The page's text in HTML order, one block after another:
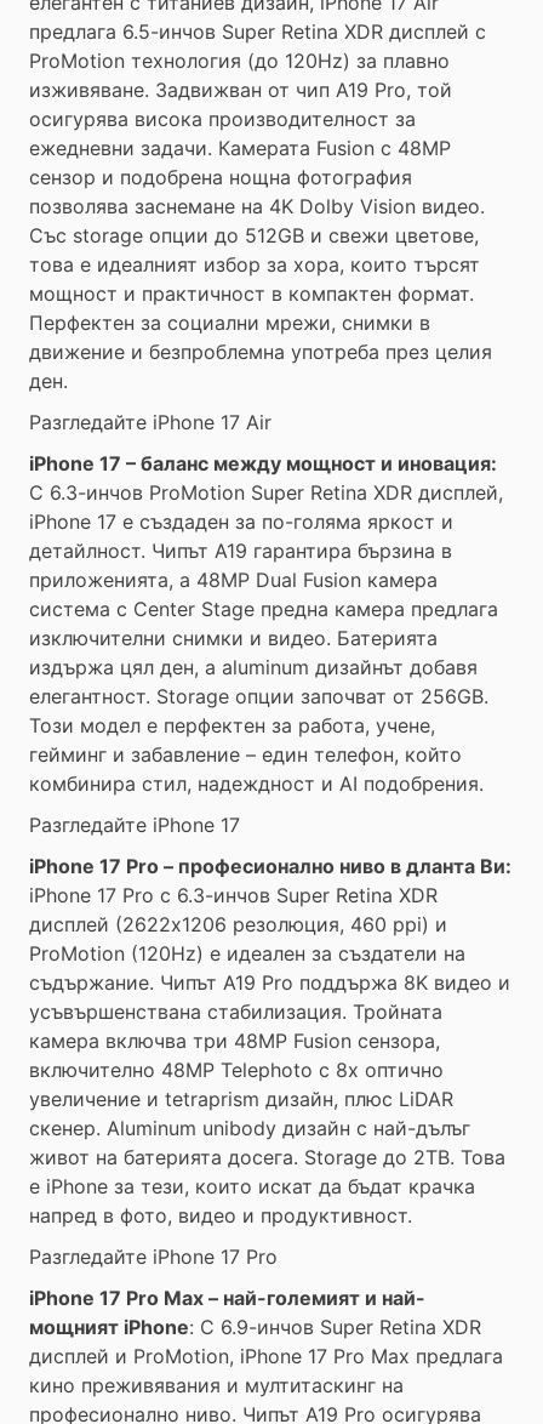
предлага 6.5-инчов Super Retina XDR дисплей с
ProMotion технология (до 120Hz) за плавно
изживяване. Задвижван от чип A19 Pro, той
осигурява висока производителност за
ежедневни задачи. Камерата Fusion с 48MP
сензор и подобрена нощна фотография
позволява заснемане на 4K Dolby Vision видео.
Със storage опции до 512GB и свежи цветове,
това е идеалният избор за хора, които търсят
мощност и практичност в компактен формат.
Перфектен за социални мрежи, снимки в
движение и безпроблемна употреба през целия
ден.
Разгледайте iPhone 17 Air
iPhone 17 – баланс между мощност и иновация:
С 6.3-инчов ProMotion Super Retina XDR дисплей,
iPhone 17 е създаден за по-голяма яркост и
детайлност. Чипът A19 гарантира бързина в
приложенията, а 48MP Dual Fusion камера
система с Center Stage предна камера предлага
изключителни снимки и видео. Батерията
издържа цял ден, а aluminum дизайнът добавя
елегантност. Storage опции започват от 256GB.
Този модел е перфектен за работа, учене,
гейминг и забавление – един телефон, който
комбинира стил, надеждност и AI подобрения.
Разгледайте iPhone 17
iPhone 17 Pro – професионално ниво в дланта Ви:
iPhone 17 Pro с 6.3-инчов Super Retina XDR
дисплей (2622x1206 резолюция, 460 ppi) и
ProMotion (120Hz) е идеален за създатели на
съдържание. Чипът A19 Pro поддържа 8K видео и
усъвършенствана стабилизация. Тройната
камера включва три 48MP Fusion сензора,
включително 48MP Telephoto с 8x оптично
увеличение и tetraprism дизайн, плюс LiDAR
скенер. Aluminum unibody дизайн с най-дълъг
живот на батерията досега. Storage до 2TB. Това
е iPhone за тези, които искат да бъдат крачка
напред в фото, видео и продуктивност.
Разгледайте iPhone 17 Pro
iPhone 17 Pro Max – най-големият и най-
мощният iPhone: С 6.9-инчов Super Retina XDR
дисплей и ProMotion, iPhone 17 Pro Max предлага
кино преживявания и мултитаскинг на
професионално ниво. Чипът A19 Pro осигурява